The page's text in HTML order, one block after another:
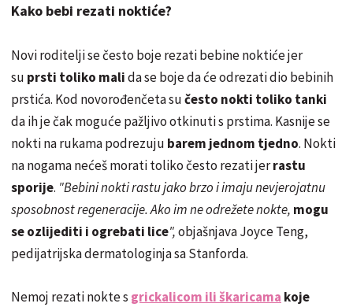
Kako bebi rezati noktiće?
Novi roditelji se često boje rezati bebine noktiće jer
su prsti toliko malida se boje da će odrezati dio bebinih
prstića. Kod novorođenčeta sučesto nokti toliko tanki
da ih je čak moguće pažljivo otkinuti s prstima. Kasnije se
nokti na rukama podrezuju barem jednom tjedno. Nokti
na nogama nećeš morati toliko često rezati jerrastu
sporije. "Bebini nokti rastu jako brzo i imaju nevjerojatnu
sposobnost regeneracije. Ako im ne odrežete nokte, mogu
se ozlijediti i ogrebati lice",objašnjava Joyce Teng,
pedijatrijska dermatologinja sa Stanforda.
Nemoj rezati nokte s grickalicom ili škaricama koje